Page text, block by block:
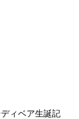
ィベア生誕記